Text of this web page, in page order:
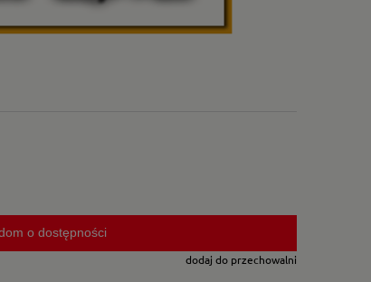
o dostępności
dodaj do przechowalni